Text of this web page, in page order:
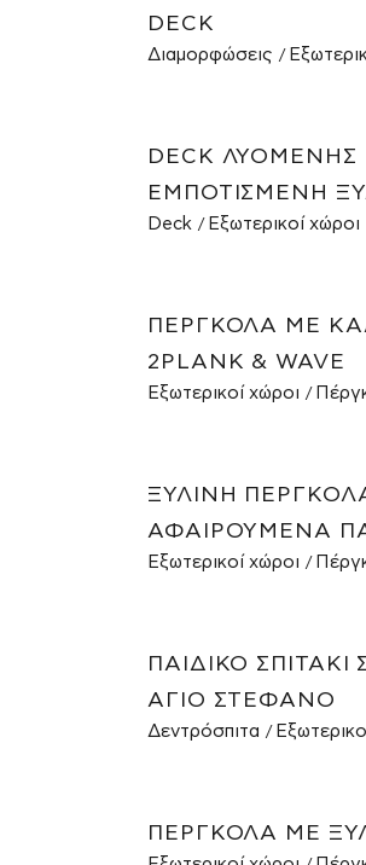
DECK
Διαμορφώσεις
DECK ΛΥΌΜΕΝΗΣ
ΕΜΠΟΤΙΣΜΈΝΗ
Deck Εξωτερικοί χώροι
ΠΈΡΓΚΟΛΑ ΜΕ
2PLANK & WAVE
Εξωτερικοί χώροι
ΞΎΛΙΝΗ
ΑΦΑΙΡΟΎΜΕΝΑ
Εξωτερικοί χώροι
ΠΑΙΔΙΚΌ
ΆΓΙΟ ΣΤΈΦΑΝΟ
Δεντρόσπιτα
ΠΈΡΓΚΟΛΑ ΜΕ